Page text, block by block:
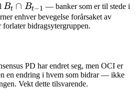
B_t
\cap
B_{t-
Bt ∩ Bt−1 — banker som er til stede i
enhver bevegelse forårsaket av
bidragsytergruppen.
PD har endret seg, men OCI er
en endring i hvem som bidrar — ikke
Vekt dette tilsvarende.